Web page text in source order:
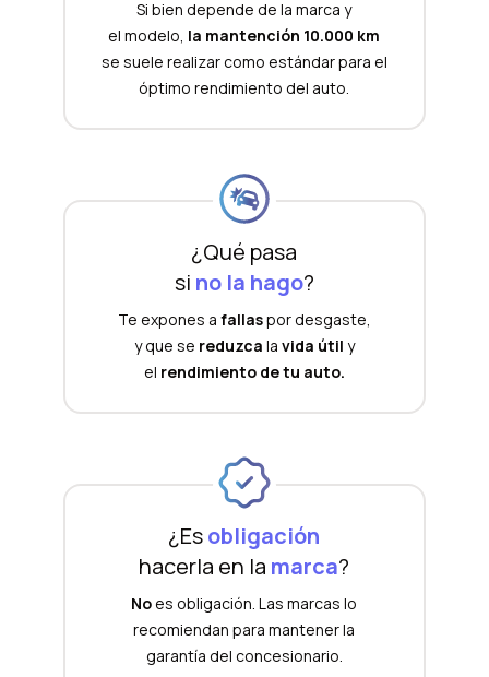
Si bien depende de la marca y
el modelo, la mantención 10.000 km
se suele realizar como estándar para el
óptimo rendimiento del auto.
¿Qué pasa
si no la hago?
Te expones a fallaspor desgaste,
y que se reduzca la vida útil y
el rendimiento de tu auto.
¿Esobligación
hacerla en la marca?
Noes obligación. Las marcas lo
recomiendan para mantener la
garantía del concesionario.